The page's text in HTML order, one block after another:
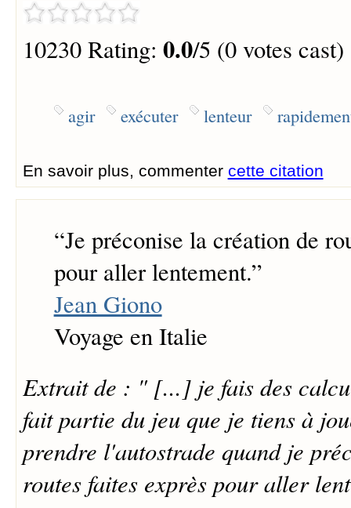
10230 Rating: 0.0/5 (0 votes cast)
agir exécuter lenteur
En savoir plus, commenter cette citation
“Je préconise la création de
pour aller lentement.”
Jean Giono
Voyage en Italie
Extrait de : " [...] je fais des
fait partie du jeu que je tiens à
prendre l'autostrade quand je
routes faites exprès pour aller